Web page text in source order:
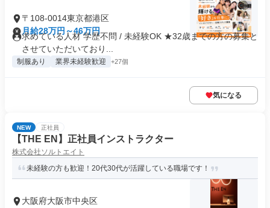
〒108-0014東京都港区
月給28万円～46万円
求めている人材 学歴不問 / 未経験OK ★32歳までの方の募集と
させていただいており...
制服あり 業界未経験歓迎 +27個
気になる
NEW 正社員
【THE EN】正社員インストラクター
株式会社ソルトエイト
未経験の方も歓迎！20代30代が活躍している職場です！
大阪府大阪市中央区